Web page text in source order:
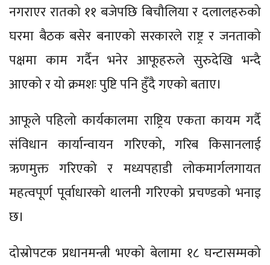
नगराएर रातको ११ बजेपछि बिचौलिया र दलालहरुको
घरमा बैठक बसेर बनाएको सरकारले राष्ट्र र जनताको
पक्षमा काम गर्दैन भनेर आफूहरुले सुरुदेखि भन्दै
आएको र यो क्रमशः पुष्टि पनि हुँदै गएको बताए।
आफूले पहिलो कार्यकालमा राष्ट्रिय एकता कायम गर्दै
संविधान कार्यान्वायन गरिएको, गरिब किसानलाई
ऋणमुक्त गरिएको र मध्यपहाडी लोकमार्गलगायत
महत्वपूर्ण पूर्वाधारको थालनी गरिएको प्रचण्डको भनाइ
छ।
दोस्रोपटक प्रधानमन्त्री भएको बेलामा १८ घन्टासम्मको